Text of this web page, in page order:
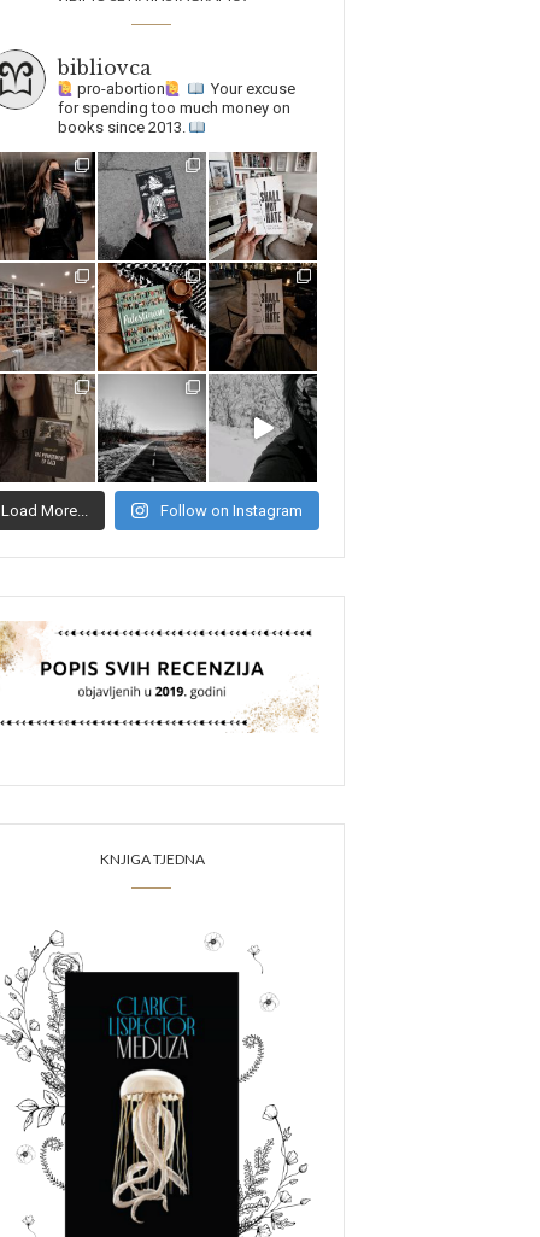
bibliovca
pro-abortion
Your excuse
for spending too much money on
books since 2013.
Load More... Follow on Instagram
KNJIGA TJEDNA